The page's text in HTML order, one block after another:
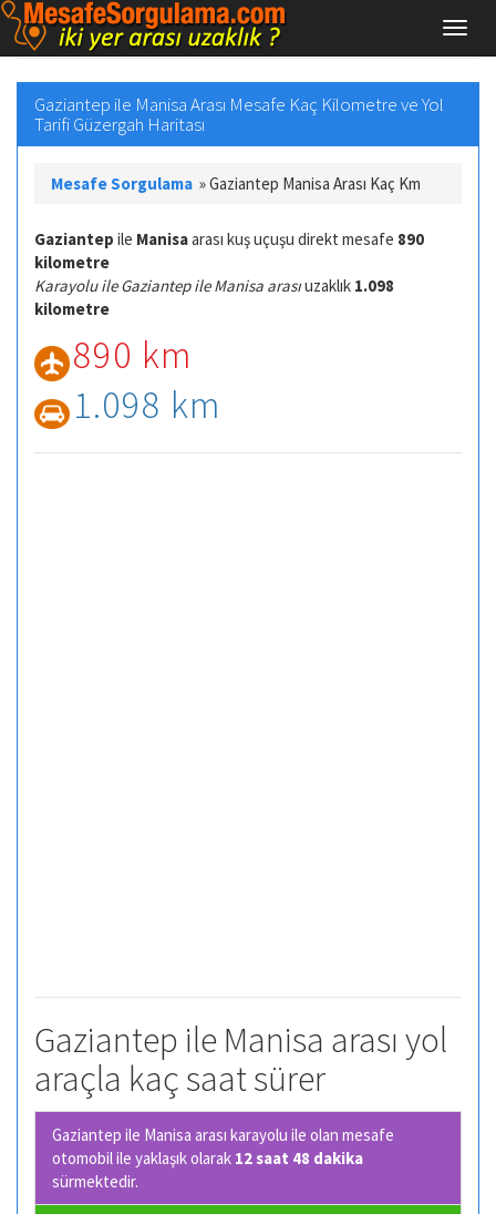
Gaziantep ile Manisa Arası Mesafe Kaç Kilometre ve Yol
Tarifi Güzergah Haritası
Mesafe Sorgulama »Gaziantep Manisa Arası Kaç Km
Gaziantep ile Manisaarası kuş uçuşu direkt mesafe 890
kilometre
Karayolu ile Gaziantep ile Manisa arasıuzaklık 1.098
kilometre
890 km
1.098 km
Gaziantep ile Manisa arası yol
araçla kaç saat sürer
Gaziantep ile Manisa arası karayolu ile olan mesafe
otomobil ile yaklaşık olarak 12 saat 48 dakika
sürmektedir.